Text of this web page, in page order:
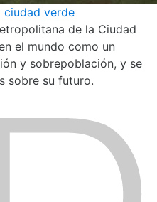
ciudad verde
de la Ciudad
el mundo como un
y sobrepoblación, y se
sobre su futuro.